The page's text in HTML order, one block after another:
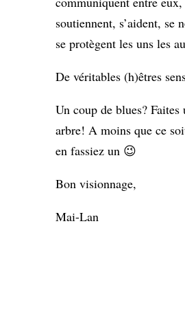
soutiennent, s’aident, se
se protègent les uns les
De véritables (h)êtres
Un coup de blues?
arbre! A moins que ce
en fassiez un 😉
Bon visionnage,
Mai-Lan